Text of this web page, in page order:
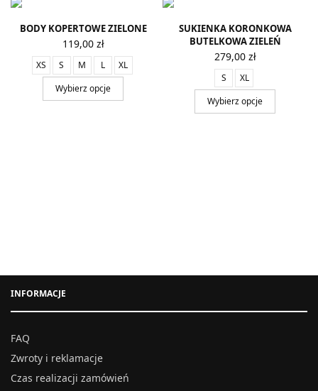
BODY KOPERTOWE ZIELONE
119,00 zł
XS S M L
XL
Wybierz opcje
SUKIENKA KORONKOWA
BUTELKOWA ZIELEŃ
279,00 zł
S
XL
Wybierz opcje
INFORMACJE
FAQ
Zwroty i reklamacje
Czas realizacji zamówień